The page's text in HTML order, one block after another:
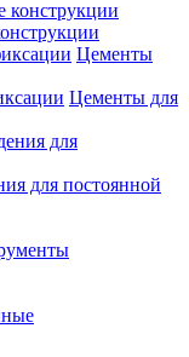
Цементы
Цементы для
для постоянной